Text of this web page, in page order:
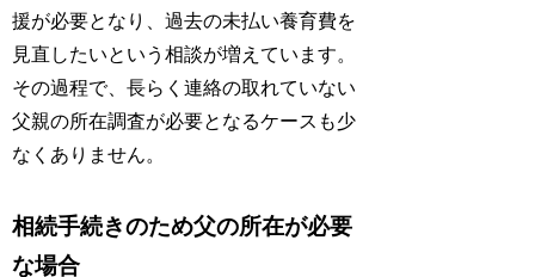
援が必要となり、過去の未払い養育費を
見直したいという相談が増えています。
その過程で、長らく連絡の取れていない
父親の所在調査が必要となるケースも少
なくありません。
相続手続きのため父の所在が必要
な場合